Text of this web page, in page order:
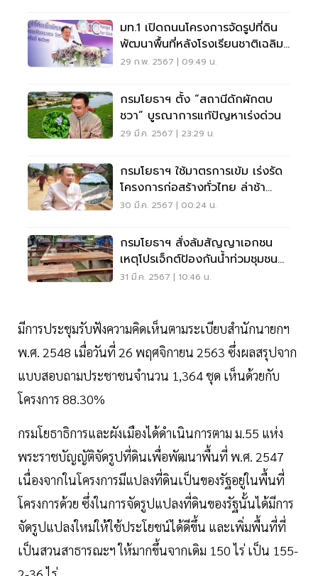
มท.1 เปิดถนนโครงการจัดรูปที่ดิน
พัฒนาพื้นที่หลังโรงเรียนชาติเฉลิม
ระนอง
29 ก.พ. 2567 | 09:49 น.
กรมโยธาฯ ตั้ง “สถานีดักผักตบ
ชวา” บูรณาการแก้ปัญหาเร่งด่วน
29 มี.ค. 2567 | 23:29 น.
กรมโยธาฯ ใช้มาตรการเข้ม เร่งรัด
โครงการก่อสร้างทั่วไทย ล่าช้า
ยกเลิกสัญญา
30 มี.ค. 2567 | 00:24 น.
กรมโยธาฯ สั่งล้มสัญญาเอกชน
เหตุโปรเจ็กต์ป้องกันน้ำท่วมชุมชนป่า
ตอง ดีเลย์
31 มี.ค. 2567 | 10:46 น.
มีการประชุมรับฟังความคิดเห็นตามระเบียบสำนักนายกฯ
พ.ศ. 2548 เมื่อวันที่ 26 พฤศจิกายน 2563 ซึ่งผลสรุปจาก
แบบสอบถามประชาชนจำนวน 1,364 ชุด เห็นด้วยกับ
โครงการ 88.30%
กรมโยธาธิการและผังเมืองได้ดำเนินการตาม ม.55 แห่ง
พระราชบัญญัติจัดรูปที่ดินเพื่อพัฒนาพื้นที่ พ.ศ. 2547
เนื่องจากในโครงการมีแปลงที่ดินเป็นของรัฐอยู่ในพื้นที่
โครงการด้วย ซึ่งในการจัดรูปแปลงที่ดินของรัฐนั้นได้มีการ
จัดรูปแปลงใหม่ให้ใช้ประโยชน์ได้ดีขึ้น และเพิ่มพื้นที่ที่
เป็นสวนสาธารณะฯ ให้มากขึ้นจากเดิม 150 ไร่ เป็น 155-